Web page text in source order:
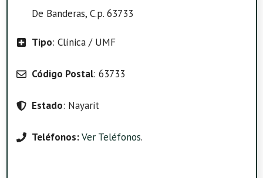
De Banderas, C.p. 63733
Tipo: Clínica / UMF
Código Postal: 63733
Estado: Nayarit
Teléfonos:Ver Teléfonos.